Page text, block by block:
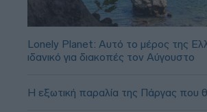
Lonely Planet: Αυτό το μέρος της
ιδανικό για διακοπές τον Αύγουστο
Η εξωτική παραλία της Πάργας που